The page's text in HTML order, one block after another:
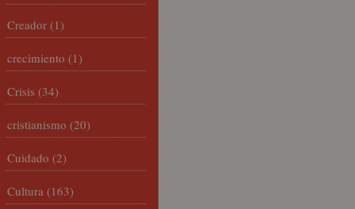
Creador (1)
crecimiento (1)
Crisis (34)
cristianismo (20)
Cuidado (2)
Cultura (163)